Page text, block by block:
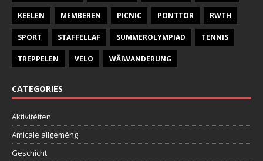
KEELEN MEMBEREN PICNIC PONTTOR RWTH
SPORT STAFFELLAF SUMMEROLYMPIAD TENNIS
TREPPELEN VELO WÄIWANDERUNG
CATEGORIES
Aktivitéiten
Amicale allgeméng
Geschicht